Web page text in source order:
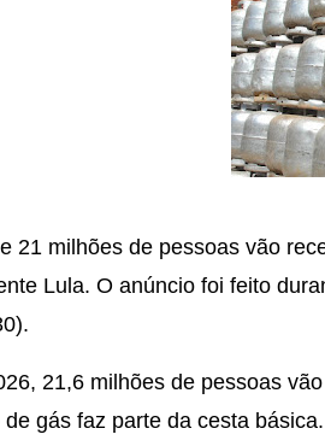
21 milhões de pessoas vão
Lula. O anúncio foi feito
21,6 milhões de pessoas
de gás faz parte da cesta